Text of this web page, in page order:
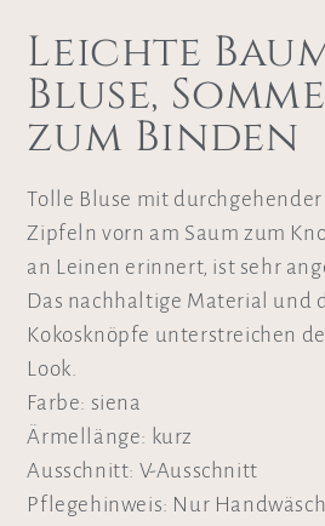
Leichte
Bluse,
zum Binden
Tolle Bluse mit
Zipfeln vorn am Saum zum
an Leinen erinnert, ist sehr
Das nachhaltige Material und
Kokosknöpfe unterstreichen
Look.
Farbe: siena
Ärmellänge: kurz
Ausschnitt: V-Ausschnitt
Pflegehinweis: Nur